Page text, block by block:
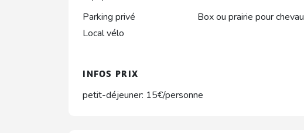
Parking privé
Box ou prairie pour
Local vélo
INFOS PRIX
petit-déjeuner: 15€/personne